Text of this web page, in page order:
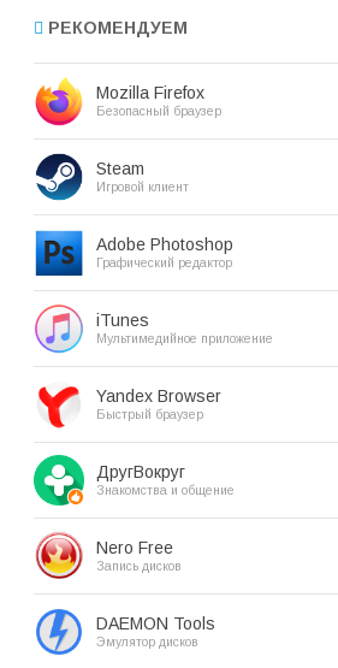
РЕКОМЕНДУЕМ
Mozilla Firefox
Безопасный браузер
Steam
Игровой клиент
Adobe Photoshop
Графический редактор
iTunes
Мультимедийное приложение
Yandex Browser
Быстрый браузер
ДругВокруг
Знакомства и общение
Nero Free
Запись дисков
DAEMON Tools
Эмулятор дисков